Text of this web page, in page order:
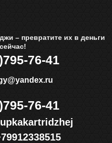
– превратите их в деньги
795-76-41
795-76-41